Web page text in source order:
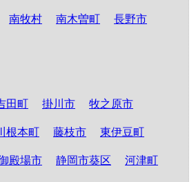
南牧村 南木曽町 長野市
田町 掛川市 牧之原市
根本町 藤枝市 東伊豆町
殿場市 静岡市葵区 河津町